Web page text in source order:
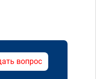
вопрос